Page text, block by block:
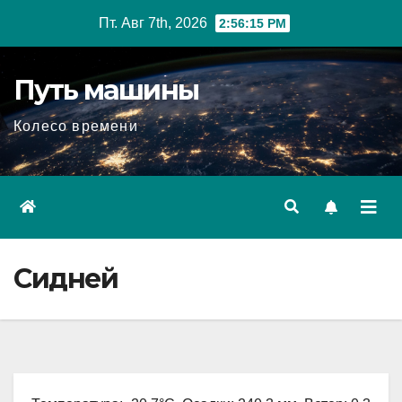
Пт. Авг 7th, 2026 2:56:16 PM
Путь машины
Колесо времени
Сидней